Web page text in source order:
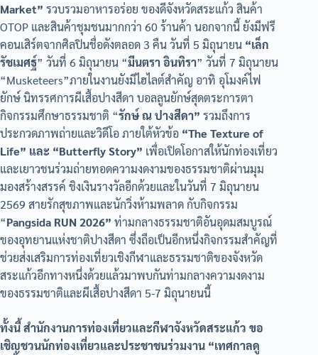
Market” รวบรวมอาหารอร่อย ของดีจังหวัดสระแก้ว สินค้า
OTOP และสินค้าชุมชนมากกว่า 60 ร้านค้า นอกจากนี้ ยังมีฟรี
คอนเสิร์ตจากศิลปินชื่อดังตลอด 3 คืน วันที่ 5 มิถุนายน “เล็ก
รัชเมศฐ์” วันที่ 6 มิถุนายน “มีนตรา อินทิรา” วันที่ 7 มิถุนายน
“Musketeers”ภายในงานยังมีไฮไลต์สำคัญ อาทิ อุโมงค์ไฟ
ยักษ์ นิทรรศการผีเสื้อปางสีดา บอลลูนยักษ์สุดตระการตา
กิจกรรมศึกษาธรรมชาติ “รักษ์ ณ ปางสีดา” รวมถึงการ
ประกวดภาพถ่ายและวิดีโอ ภายใต้หัวข้อ “The Texture of
Life” และ “Butterfly Story” เพื่อเปิดโอกาสให้นักท่องเที่ยว
และเยาวชนร่วมถ่ายทอดความงดงามของธรรมชาติผ่านมุม
มองสร้างสรรค์ ชิงเงินรางวัลอีกด้วยและในวันที่ 7 มิถุนายน
2569 สายรักสุขภาพและนักวิ่งห้ามพลาด กับกิจกรรม
“Pangsida RUN 2026” ท่ามกลางธรรมชาติอันอุดมสมบูรณ์
ของอุทยานแห่งชาติปางสีดา ซึ่งถือเป็นอีกหนึ่งกิจกรรมสำคัญที่
ช่วยส่งเสริมการท่องเที่ยวเชิงกีฬาและธรรมชาติของจังหวัด
สระแก้วอีกทางหนึ่งด้วยแล้วมาพบกันท่ามกลางความงดงาม
ของธรรมชาติและผีเสื้อปางสีดา 5-7 มิถุนายนนี้
ทั้งนี้ สำนักงานการท่องเที่ยวและกีฬาจังหวัดสระแก้ว ขอ
เชิญชวนนักท่องเที่ยวและประชาชนร่วมงาน “เทศกาลดู